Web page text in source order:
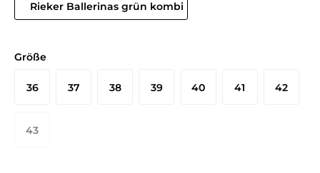
Größe
36 37 38 39 40 41 42
43